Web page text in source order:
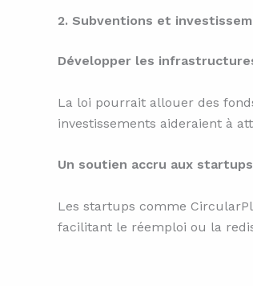
2. Subventions et
Développer les
La loi pourrait allouer des
investissements aideraient à
Un soutien accru aux
Les startups comme
facilitant le réemploi ou la